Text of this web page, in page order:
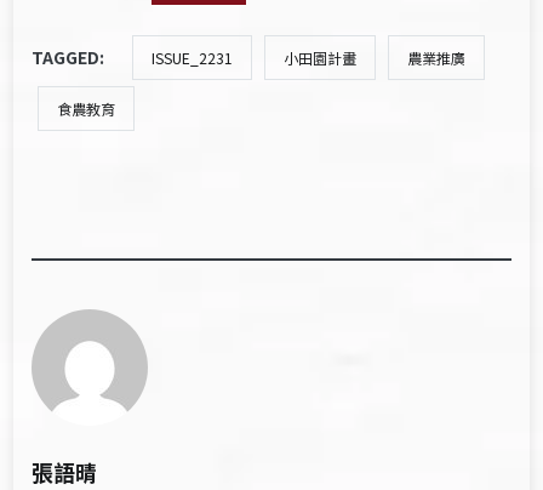
TAGGED: ISSUE_2231 小田園計畫 農業推廣
食農教育
張語晴